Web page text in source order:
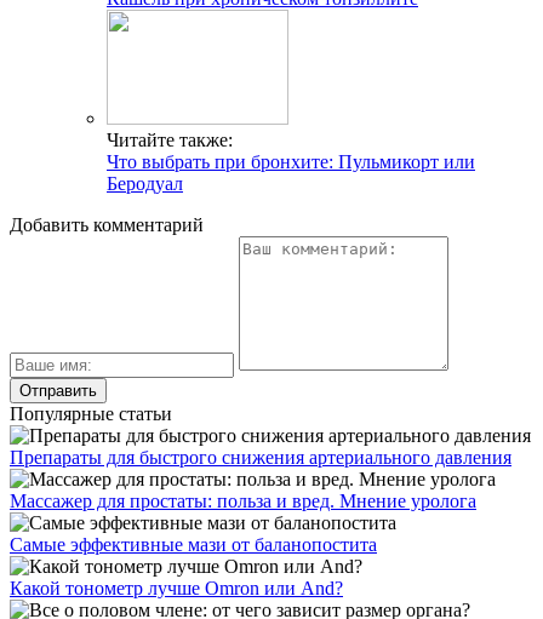
Читайте также:
Что выбрать при бронхите: Пульмикорт или
Беродуал
Добавить комментарий
Популярные статьи
Препараты для быстрого снижения артериального давления
Массажер для простаты: польза и вред. Мнение уролога
Самые эффективные мази от баланопостита
Какой тонометр лучше Omron или And?